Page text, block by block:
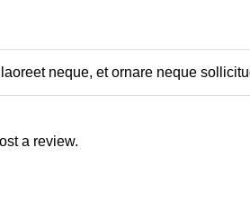
neque, et ornare neque
a review.